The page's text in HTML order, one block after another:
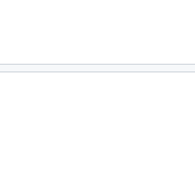
pranzo, magari